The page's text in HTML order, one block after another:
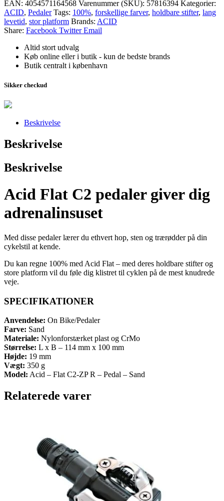
EAN: 4054571164568 Varenummer (SKU): 57816394 Kategorier:
ACID, Pedaler Tags: 100%, forskellige farver, holdbare stifter, lang
levetid, stor platform Brands: ACID
Share: Facebook Twitter Email
Altid stort udvalg
Køb online eller i butik - kun de bedste brands
Butik centralt i københavn
Sikker checkud
Beskrivelse
Beskrivelse
Beskrivelse
Acid Flat C2 pedaler giver dig
adrenalinsuset
Med disse pedaler lærer du ethvert hop, sten og trærødder på din
cykelstil at kende.
Du kan regne 100% med Acid Flat – med deres holdbare stifter og
store platform vil du føle dig klistret til cyklen på de mest knudrede
veje.
SPECIFIKATIONER
Anvendelse: On Bike/Pedaler
Farve: Sand
Materiale: Nylonforstærket plast og CrMo
Størrelse: L x B – 114 mm x 100 mm
Højde: 19 mm
Vægt: 350 g
Model: Acid – Flat C2-ZP R – Pedal – Sand
Relaterede varer